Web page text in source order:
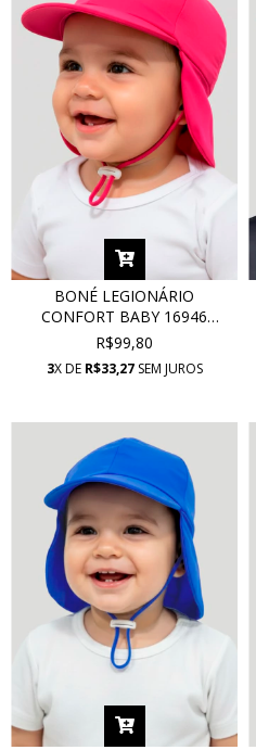
BONÉ LEGIONÁRIO
CONFORT BABY 16946
ROSELAND COM PROTEÇÃO
UV
R$99,80
3X DE R$33,27SEM JUROS